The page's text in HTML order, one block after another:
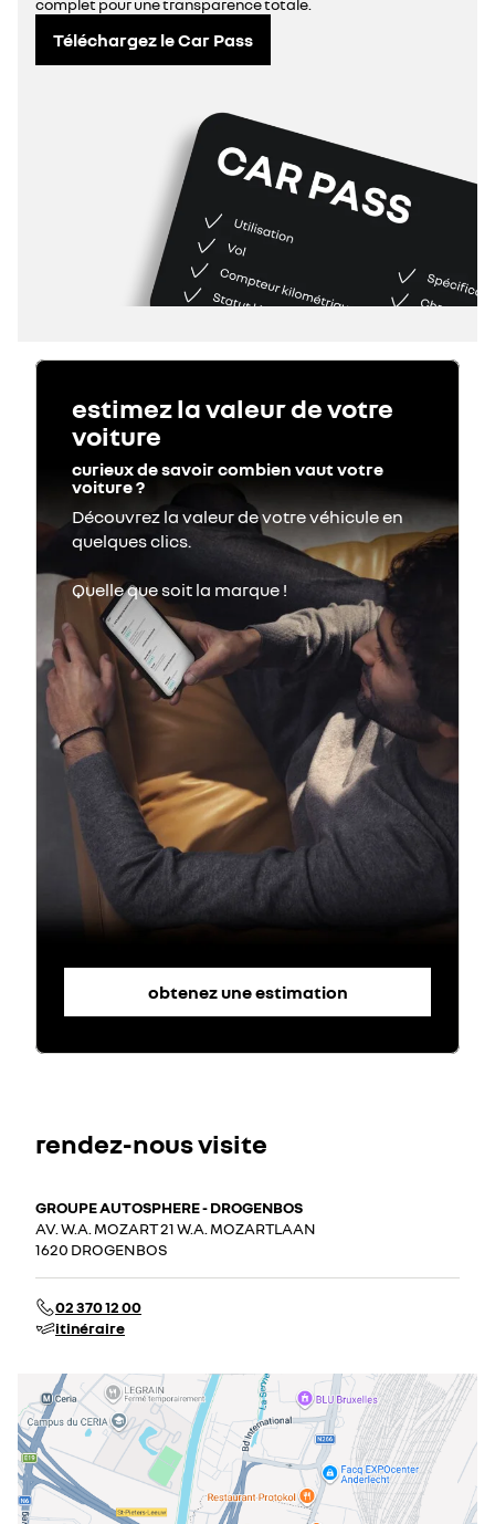
complet pour une transparence totale.
Téléchargez le Car Pass
estimez la valeur de votre
voiture
curieux de savoir combien vaut votre
voiture ?
Découvrez la valeur de votre véhicule en
obtenez une estimation
rendez-nous visite
GROUPE AUTOSPHERE - DROGENBOS
AV. W.A. MOZART 21 W.A. MOZARTLAAN
1620 DROGENBOS
02 370 12 00
itinéraire